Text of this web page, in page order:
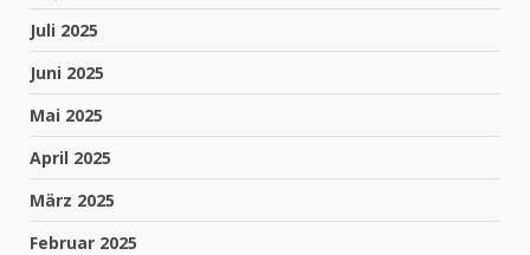
Juli 2025
Juni 2025
Mai 2025
April 2025
März 2025
Februar 2025